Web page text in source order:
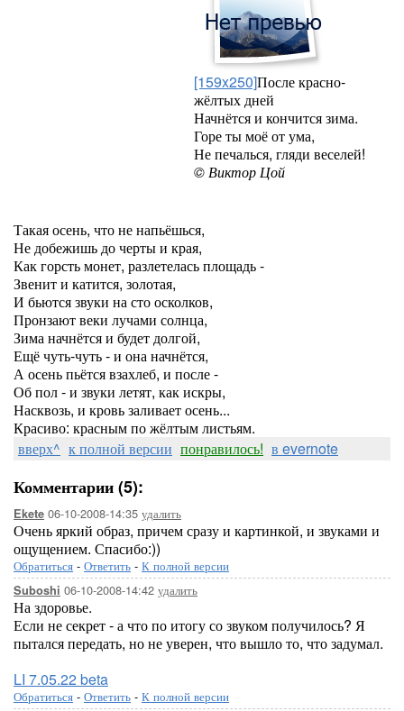
[159x250]После красно-
жёлтых дней
Начнётся и кончится зима.
Горе ты моё от ума,
Не печалься, гляди веселей!
© Виктор Цой
Такая осень, что не напьёшься,
Не добежишь до черты и края,
Как горсть монет, разлетелась площадь -
Звенит и катится, золотая,
И бьются звуки на сто осколков,
Пронзают веки лучами солнца,
Зима начнётся и будет долгой,
Ещё чуть-чуть - и она начнётся,
А осень пьётся взахлеб, и после -
Об пол - и звуки летят, как искры,
Насквозь, и кровь заливает осень...
Красиво: красным по жёлтым листьям.
вверх^ к полной версии понравилось! в evernote
Комментарии (5):
Ekete 06-10-2008-14:35 удалить
Очень яркий образ, причем сразу и картинкой, и звуками и
ощущением. Спасибо:))
Обратиться - Ответить - К полной версии
Suboshi 06-10-2008-14:42 удалить
На здоровье.
Если не секрет - а что по итогу со звуком получилось? Я
пытался передать, но не уверен, что вышло то, что задумал.
LI 7.05.22 beta
Обратиться - Ответить - К полной версии